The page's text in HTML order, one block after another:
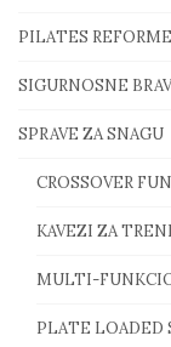
PILATES
SIGURNOSNE
SPRAVE ZA SNAGU
CROSSOVER
KAVEZI ZA
MULTI-
PLATE LOADED